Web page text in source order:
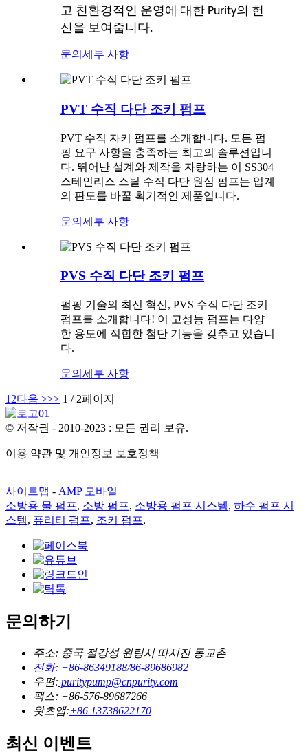
고 친환경적인 운영에 대한 Purity의 헌
신을 보여줍니다.
문의 세부 사항
PVT 수직 다단 조키 펌프
PVT 수직 자키 펌프를 소개합니다. 모든 펌
핑 요구 사항을 충족하는 최고의 솔루션입니
다. 뛰어난 설계와 제작을 자랑하는 이 SS304
스테인리스 스틸 수직 다단 원심 펌프는 업계
의 판도를 바꿀 획기적인 제품입니다.
문의 세부 사항
PVS 수직 다단 조키 펌프
펌핑 기술의 최신 혁신, PVS 수직 다단 조키
펌프를 소개합니다! 이 고성능 펌프는 다양
한 용도에 적합한 첨단 기능을 갖추고 있습니
다.
문의 세부 사항
1 2다음 >>> 1 / 2페이지
© 저작권 - 2010-2023 : 모든 권리 보유.
이용 약관 및 개인정보 보호정책
사이트맵 - AMP 모바일
소방용 물 펌프, 소방 펌프, 소방용 펌프 시스템, 하수 펌프 시
스템, 퓨리티 펌프, 조키 펌프,
문의하기
주소: 중국 절강성 원링시 따시진 동교촌
전화: +86-86349188/86-89686982
우편: puritypump@cnpurity.com
팩스: +86-576-89687266
왓츠앱:+86 13738622170
최신 이벤트